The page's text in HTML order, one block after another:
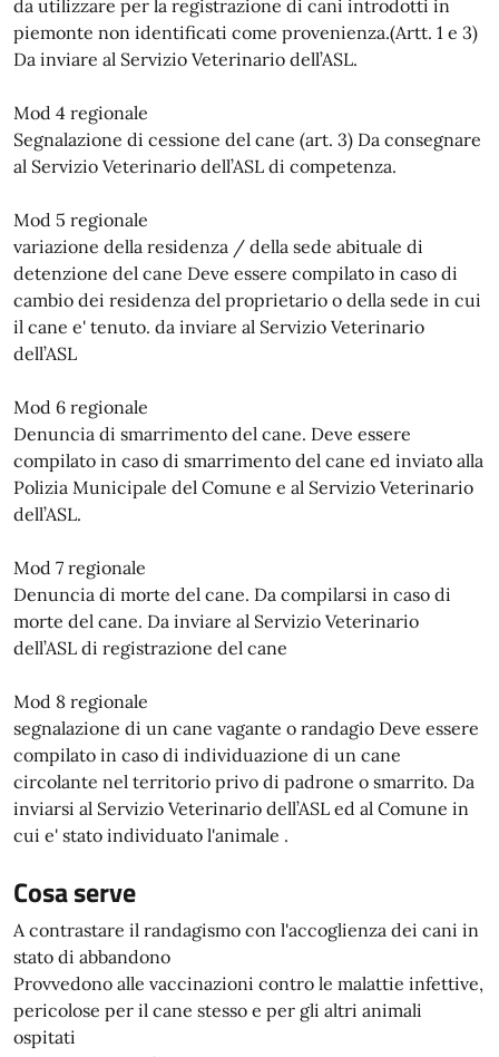
da utilizzare per la registrazione di cani introdotti in
piemonte non identificati come provenienza.(Artt. 1 e 3)
Da inviare al Servizio Veterinario dell’ASL.
Mod 4 regionale
Segnalazione di cessione del cane (art. 3) Da consegnare
al Servizio Veterinario dell’ASL di competenza.
Mod 5 regionale
variazione della residenza / della sede abituale di
detenzione del cane Deve essere compilato in caso di
cambio dei residenza del proprietario o della sede in cui
il cane e' tenuto. da inviare al Servizio Veterinario
dell’ASL
Mod 6 regionale
Denuncia di smarrimento del cane. Deve essere
compilato in caso di smarrimento del cane ed inviato alla
Polizia Municipale del Comune e al Servizio Veterinario
dell’ASL.
Mod 7 regionale
Denuncia di morte del cane. Da compilarsi in caso di
morte del cane. Da inviare al Servizio Veterinario
dell’ASL di registrazione del cane
Mod 8 regionale
segnalazione di un cane vagante o randagio Deve essere
compilato in caso di individuazione di un cane
circolante nel territorio privo di padrone o smarrito. Da
inviarsi al Servizio Veterinario dell’ASL ed al Comune in
cui e' stato individuato l'animale .
Cosa serve
A contrastare il randagismo con l'accoglienza dei cani in
stato di abbandono
Provvedono alle vaccinazioni contro le malattie infettive,
pericolose per il cane stesso e per gli altri animali
ospitati